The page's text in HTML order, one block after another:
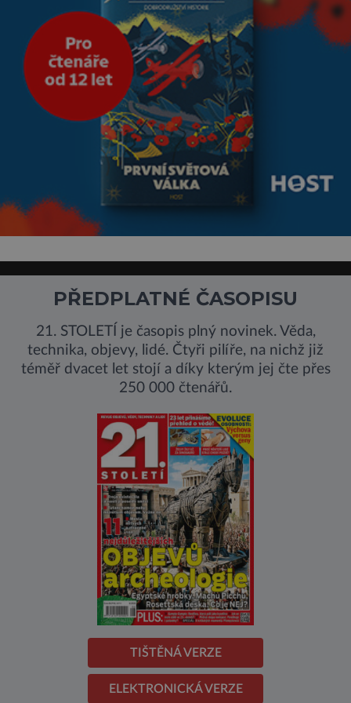
PŘEDPLATNÉ ČASOPISU
21. STOLETÍ je časopis plný novinek. Věda,
technika, objevy, lidé. Čtyři pilíře, na nichž již
téměř dvacet let stojí a díky kterým jej čte přes
250 000 čtenářů.
TIŠTĚNÁ VERZE
ELEKTRONICKÁ VERZE